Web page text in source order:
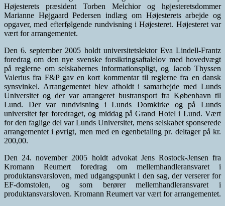
Højesterets præsident Torben Melchior og højesteretsdommer
Marianne Højgaard Pedersen indlæg om Højesterets arbejde og
opgaver, med efterfølgende rundvisning i Højesteret. Højesteret var
vært for arrangementet.
Den 6. september 2005 holdt universitetslektor Eva Lindell-Frantz
foredrag om den nye svenske forsikringsaftalelov med hovedvægt
på reglerne om selskabernes informationspligt, og Jacob Thyssen
Valerius fra F&P gav en kort kommentar til reglerne fra en dansk
synsvinkel. Arrangementet blev afholdt i samarbejde med Lunds
Universitet og der var arrangeret bustransport fra København til
Lund. Der var rundvisning i Lunds Domkirke og på Lunds
universitet før foredraget, og middag på Grand Hotel i Lund. Vært
for den faglige del var Lunds Universitet, mens selskabet sponserede
arrangementet i øvrigt, men med en egenbetaling pr. deltager på kr.
200,00.
Den 24. november 2005 holdt advokat Jens Rostock-Jensen fra
Kromann Reumert foredrag om mellemhandleransvaret i
produktansvarsloven, med udgangspunkt i den sag, der verserer for
EF-domstolen, og som berører mellemhandleransvaret i
produktansvarsloven. Kromann Reumert var vært for arrangementet.